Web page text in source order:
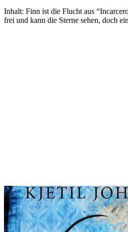
Inhalt: Finn ist die Flucht aus
frei und kann die Sterne sehen, doch